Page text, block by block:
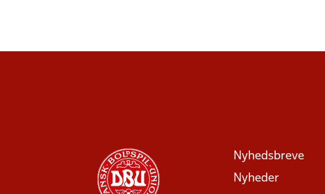
Nyhedsbreve
Nyheder